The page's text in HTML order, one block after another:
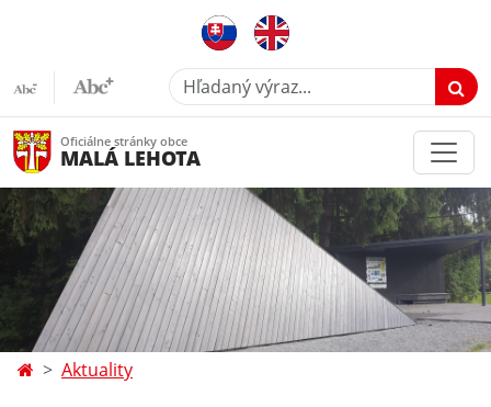
Hľadaný výraz...
Oficiálne stránky obce
MALÁ LEHOTA
Aktuality